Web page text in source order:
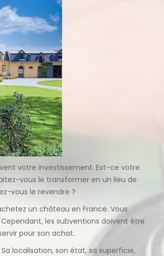
votre investissement. Est-ce votre
vous le transformer en un lieu de
vous le revendre ?
un château en France. Vous
les subventions doivent être
pour son achat.
localisation, son état, sa superficie,